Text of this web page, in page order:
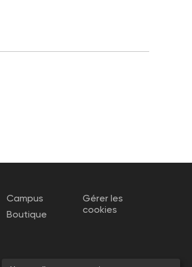
Campus
Boutique
Gérer les
cookies